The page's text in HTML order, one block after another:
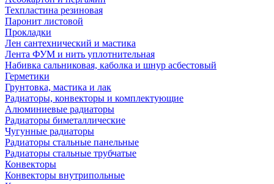
Техпластина резиновая
Паронит листовой
Прокладки
Лен сантехнический и мастика
Лента ФУМ и нить уплотнительная
Набивка сальниковая, каболка и шнур асбестовый
Герметики
Грунтовка, мастика и лак
Радиаторы, конвекторы и комплектующие
Алюминиевые радиаторы
Радиаторы биметаллические
Чугунные радиаторы
Радиаторы стальные панельные
Радиаторы стальные трубчатые
Конвекторы
Конвекторы внутрипольные